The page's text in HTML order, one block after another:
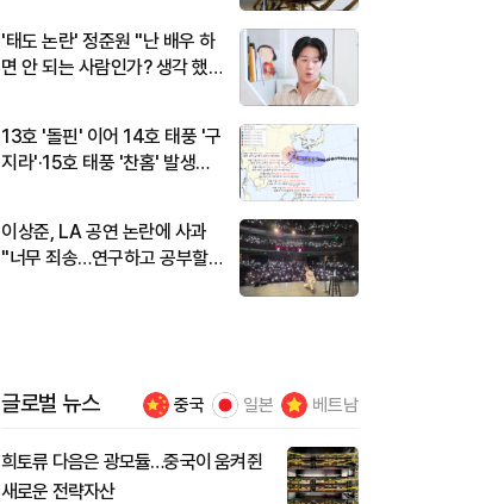
'태도 논란' 정준원 "난 배우 하
면 안 되는 사람인가? 생각 했
13호 '돌핀' 이어 14호 태풍 '구
지라'·15호 태풍 '찬홈' 발생…
이상준, LA 공연 논란에 사과
"너무 죄송…연구하고 공부할
글로벌 뉴스 중국 일본 베트남
희토류 다음은 광모듈…중국이 움켜쥔
새로운 전략자산